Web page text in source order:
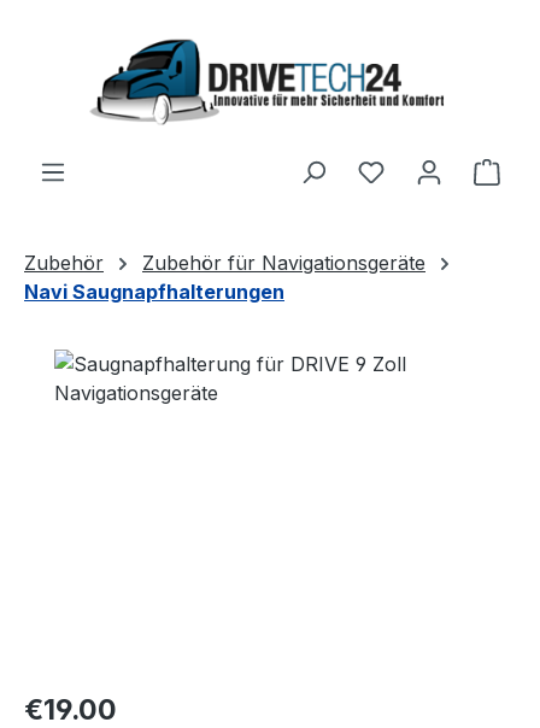
Zubehör
Zubehör für Navigationsgeräte
Navi Saugnapfhalterungen
Skip image gallery
Regular price:
€19.00